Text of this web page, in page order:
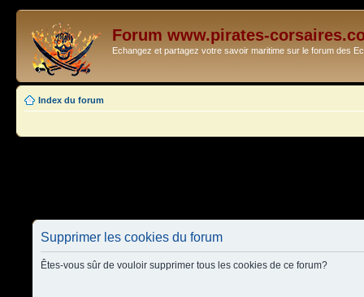
Forum www.pirates-
Echangez et partagez votre savoir maritime sur le forum des
Index du forum
Supprimer les cookies du forum
Êtes-vous sûr de vouloir supprimer tous les cookies de ce forum?